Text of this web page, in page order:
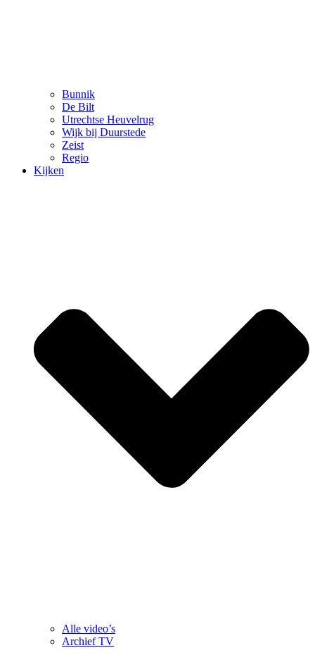
Bunnik
De Bilt
Utrechtse Heuvelrug
Wijk bij Duurstede
Zeist
Regio
Kijken
Alle video’s
Archief TV